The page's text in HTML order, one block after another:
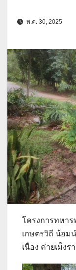
พ.ค. 30, 2025
โครงการทหา
เกษตรวิถี น้อม
เนื่อง ค่ายเม็งร